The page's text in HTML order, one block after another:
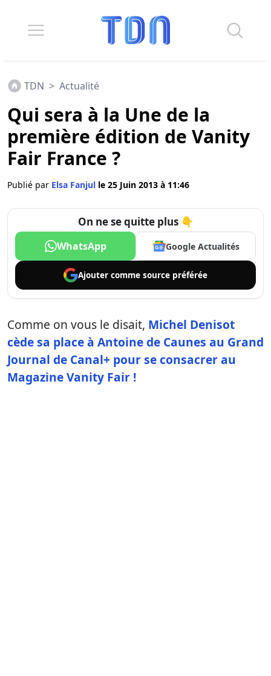
TDN > Actualité
Qui sera à la Une de la
première édition de Vanity
Fair France ?
Publié par Elsa Fanjul le 25 Juin 2013 à 11:46
On ne se quitte plus 👇
WhatsApp Google Actualités
Ajouter comme source préférée
Comme on vous le disait, Michel Denisot
cède sa place à Antoine de Caunes au Grand
Journal de Canal+ pour se consacrer au
Magazine Vanity Fair !